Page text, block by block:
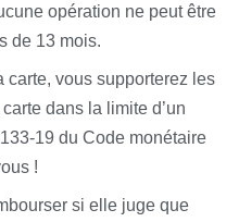
opération ne peut être
de 13 mois.
carte, vous supporterez les
dans la limite d’un
19 du Code monétaire
!
si elle juge que